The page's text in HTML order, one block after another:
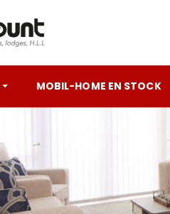
MOBIL-HOME EN STOCK